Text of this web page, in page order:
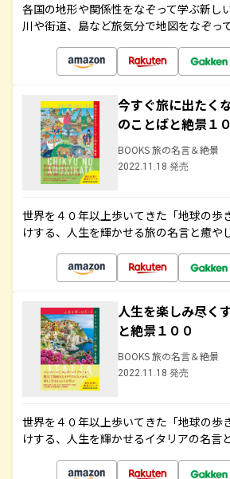
各国の地形や関係性をなぞって学ぶ新し
川や街道、島など旅気分で地図をなぞっ
今すぐ旅に出たく
のことばと絶景１
BOOKS 旅の名言＆絶景
2022.11.18 発売
世界を４０年以上歩いてきた「地球の歩
けする、人生を輝かせる旅の名言と癒や
人生を楽しみ尽く
と絶景１００
BOOKS 旅の名言＆絶景
2022.11.18 発売
世界を４０年以上歩いてきた「地球の歩
けする、人生を輝かせるイタリアの名言